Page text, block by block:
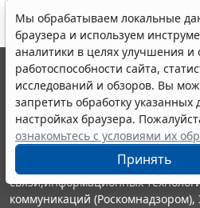
Мы обрабатываем локальные
браузера и используем
аналитики в целях улучшения и
работоспособности сайта,
исследований и обзоров. Вы
запретить обработку указанных
настройках браузера.
ознакомьтесь с условиями их
Принять
© ООО "НПП "ГАРАНТ-СЕРВИС",
выпускается с 1990 года.
являются участниками
информации ГАРАНТ.
Портал ГАРАНТ.РУ
издания Федеральной службой
связи,информационных
коммуникаций